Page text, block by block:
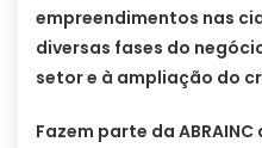
empreendimentos nas
diversas fases do
setor e à ampliação do
Fazem parte da